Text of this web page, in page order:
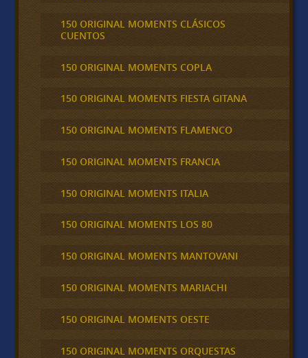
150 ORIGINAL MOMENTS CLÁSICOS
CUENTOS
150 ORIGINAL MOMENTS COPLA
150 ORIGINAL MOMENTS FIESTA GITANA
150 ORIGINAL MOMENTS FLAMENCO
150 ORIGINAL MOMENTS FRANCIA
150 ORIGINAL MOMENTS ITALIA
150 ORIGINAL MOMENTS LOS 80
150 ORIGINAL MOMENTS MANTOVANI
150 ORIGINAL MOMENTS MARIACHI
150 ORIGINAL MOMENTS OESTE
150 ORIGINAL MOMENTS ORQUESTAS